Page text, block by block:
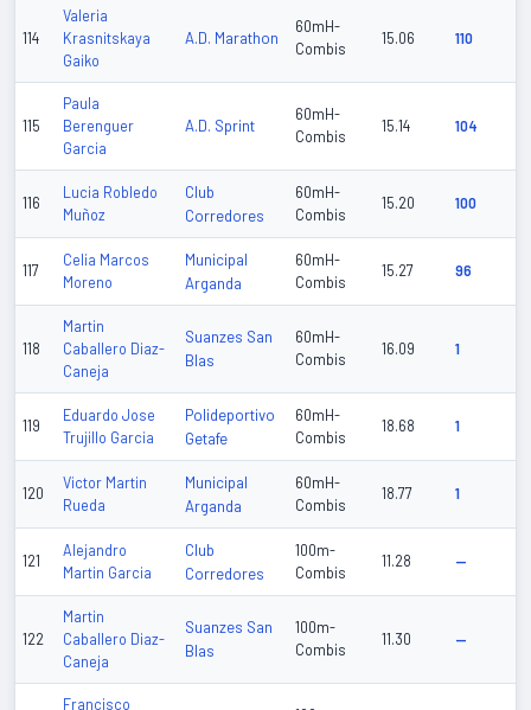
114
Valeria
Krasnitskaya
Gaiko
A.D. Marathon
60mH-
Combis
15.06 110
115
Paula
Berenguer
Garcia
A.D. Sprint
60mH-
Combis
15.14 104
116
Lucia Robledo
Muñoz
Club
Corredores
60mH-
Combis
15.20 100
117
Celia Marcos
Moreno
Municipal
Arganda
60mH-
Combis
15.27 96
118
Martin
Caballero Diaz-
Caneja
Suanzes San
Blas
60mH-
Combis
16.09 1
119
Eduardo Jose
Trujillo Garcia
Polideportivo
Getafe
60mH-
Combis
18.68 1
120
Victor Martin
Rueda
Municipal
Arganda
60mH-
Combis
18.77 1
121
Alejandro
Martin Garcia
Club
Corredores
100m-
Combis
11.28 —
122
Martin
Caballero Diaz-
Caneja
Suanzes San
Blas
100m-
Combis
11.30 —
Francisco